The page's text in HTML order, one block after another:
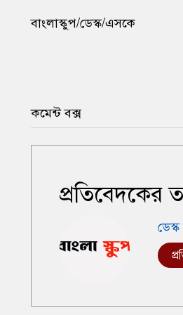
বাংলাস্কুপ/ডেস্ক/এসকে
কমেন্ট বক্স
প্রতিবেদকের
ডেস্ক